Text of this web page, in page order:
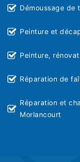
Démoussage de
Peinture et
Peinture,
Réparation de
Réparation et
Morlancourt